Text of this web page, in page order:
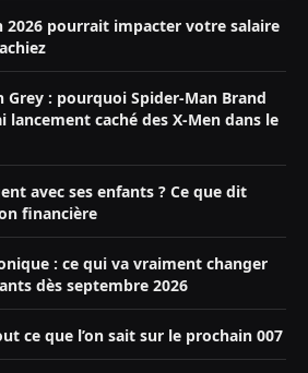
2026 pourrait impacter votre salaire
Grey : pourquoi Spider-Man Brand
lancement caché des X-Men dans le
avec ses enfants ? Ce que dit
financière
: ce qui va vraiment changer
dès septembre 2026
ce que l’on sait sur le prochain 007